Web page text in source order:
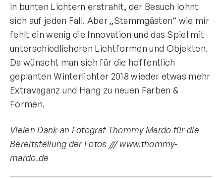
in bunten Lichtern erstrahlt, der Besuch lohnt
sich auf jeden Fall. Aber „Stammgästen“ wie mir
fehlt ein wenig die Innovation und das Spiel mit
unterschiedlicheren Lichtformen und Objekten.
Da wünscht man sich für die hoffentlich
geplanten Winterlichter 2018 wieder etwas mehr
Extravaganz und Hang zu neuen Farben &
Formen.
Vielen Dank an Fotograf Thommy Mardo für die
Bereitstellung der Fotos /// www.thommy-
mardo.de